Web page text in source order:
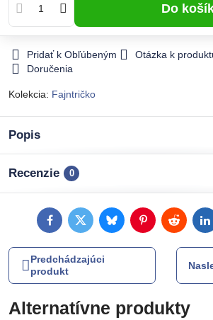
Do
Pridať k Obľúbeným Otázka k
Doručenia
Kolekcia: Fajntričko
Popis
Recenzie 0
FacebookTwitterBlueskyPinterestReddit
Predchádzajúci
produkt
Alternatívne produkty